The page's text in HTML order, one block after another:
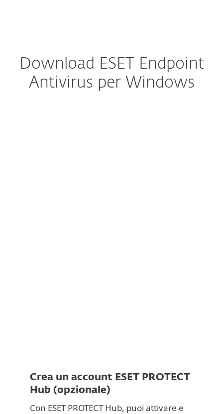
Download ESET Endpoint
Antivirus per Windows
Crea un account ESET PROTECT
Hub (opzionale)
Con ESET PROTECT Hub, puoi attivare e